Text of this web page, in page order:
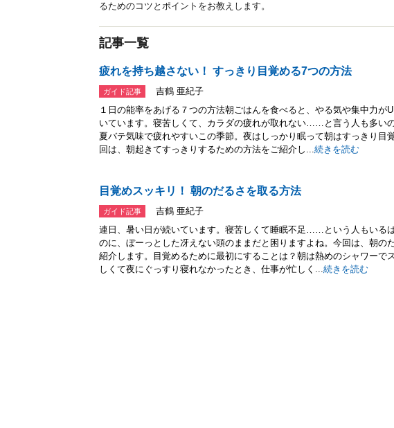
るためのコツとポイントをお教えします。
記事一覧
疲れを持ち越さない！ すっきり目覚める7つの方法
ガイド記事
吉鶴 亜紀子
１日の能率をあげる７つの方法朝ごはんを食べると、やる気や集中力が
いています。寝苦しくて、カラダの疲れが取れない……と言う人も多いの
夏バテ気味で疲れやすいこの季節。夜はしっかり眠って朝はすっきり目
回は、朝起きてすっきりするための方法をご紹介し...続きを読む
目覚めスッキリ！ 朝のだるさを取る方法
ガイド記事
吉鶴 亜紀子
連日、暑い日が続いています。寝苦しくて睡眠不足……という人もいる
のに、ぼーっとした冴えない頭のままだと困りますよね。今回は、朝の
紹介します。目覚めるために最初にすることは？朝は熱めのシャワーで
しくて夜にぐっすり寝れなかったとき、仕事が忙しく...続きを読む